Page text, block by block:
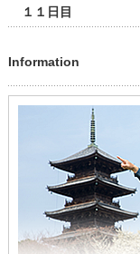
１１日目
Information